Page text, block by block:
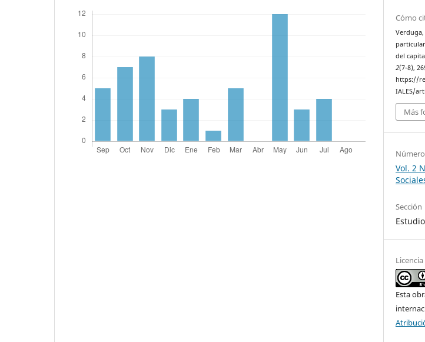
Cómo
Verduga,
del
2(7-8),
https://
IALES/
Más
Número
Vol. 2
Sección
Licencia
Esta